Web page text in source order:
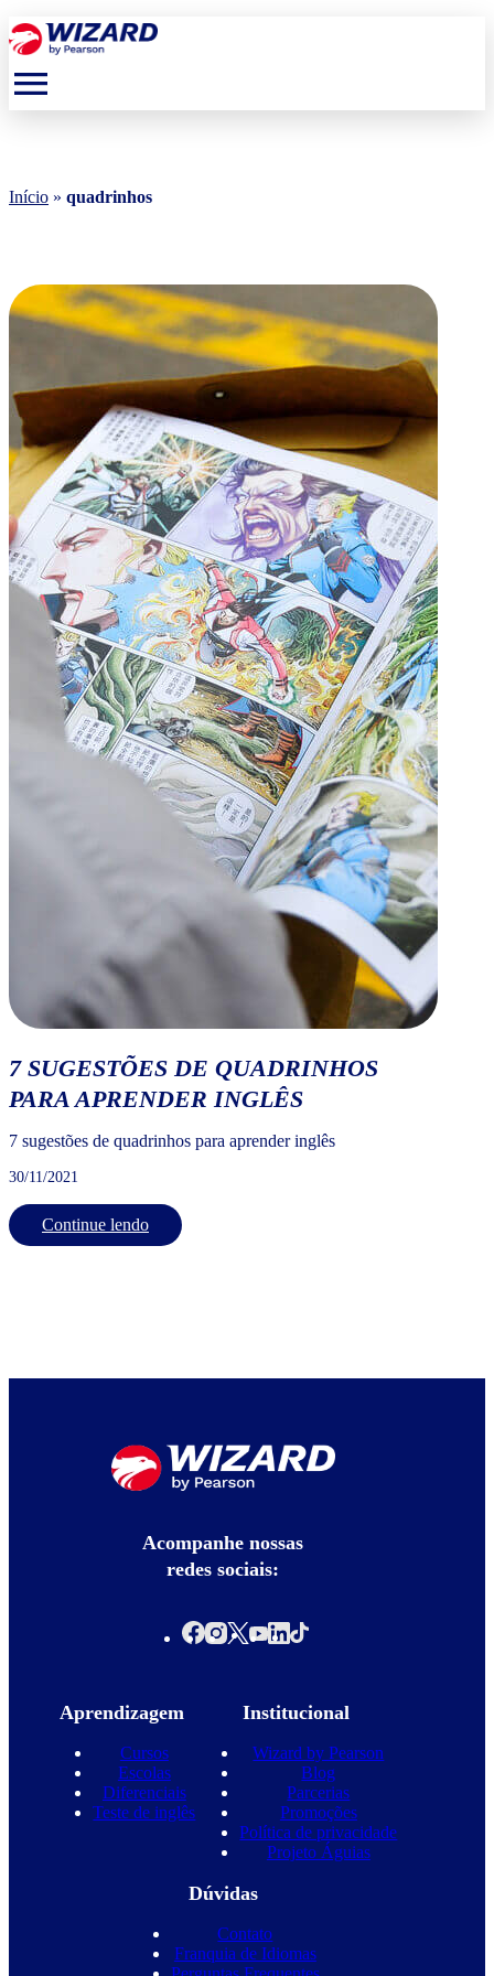
menu
Início » quadrinhos
7 SUGESTÕES DE QUADRINHOS
PARA APRENDER INGLÊS
7 sugestões de quadrinhos para aprender inglês
30/11/2021
Continue lendo
Acompanhe nossas
redes sociais:
Aprendizagem
Cursos
Escolas
Diferenciais
Teste de inglês
Institucional
Wizard by Pearson
Blog
Parcerias
Promoções
Política de privacidade
Projeto Águias
Dúvidas
Contato
Franquia de Idiomas